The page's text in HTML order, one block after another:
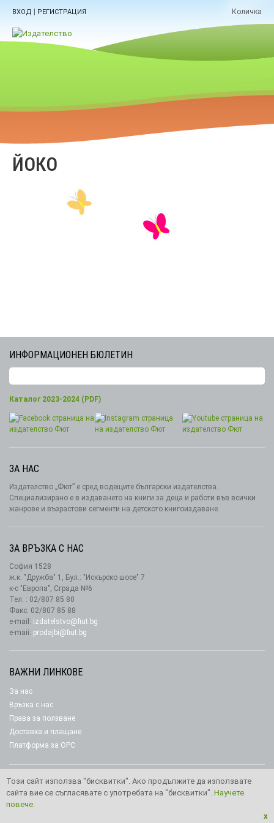
ВХОД | РЕГИСТРАЦИЯ Количка
ЙОКО
ИНФОРМАЦИОНЕН БЮЛЕТИН
Каталог 2023-2024 (PDF)
ЗА НАС
Издателство „Фют” е сред водещите български издателства.
Специализирано е в издаването на книги за деца и работи във всички
жанрове и възрастови сегменти на детското книгоиздаване.
ЗА ВРЪЗКА С НАС
София 1528
ж.к. "Дружба" 1, Бул.: "Искърско шосе" 7
к-с "Европа", Сграда №6
Тел. : 02/807 85 80
Факс: 02/807 85 88
e-mail: izdatelstvo@fiut.bg
e-maii: prodajbi@fiut.bg
ВАЖНИ ЛИНКОВЕ
За нас
Връзка с нас
Права за ползване
Доставка и плащане
Платформа за ОРС
Този сайт използва "бисквитки". Ако продължите да използвате
сайта вие се съгласявате с употребата на "бисквитки". Научете
повече.
x